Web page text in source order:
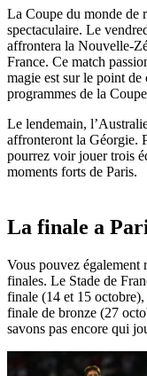
La Coupe du monde de
spectaculaire. Le
affrontera la Nouvelle-
France. Ce match
magie est sur le point
programmes de la
Le lendemain,
affronteront la Géorgie.
pourrez voir jouer trois
moments forts de Paris.
La finale a
Vous pouvez également
finales. Le Stade de
finale (14 et 15
finale de bronze (27
savons pas encore qui